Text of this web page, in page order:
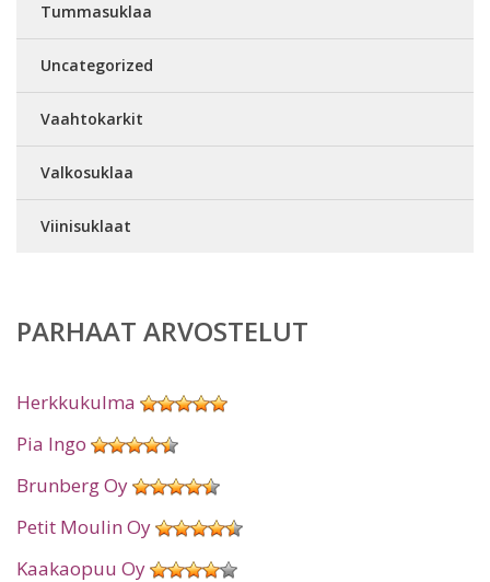
Tummasuklaa
Uncategorized
Vaahtokarkit
Valkosuklaa
Viinisuklaat
PARHAAT ARVOSTELUT
Herkkukulma
Pia Ingo
Brunberg Oy
Petit Moulin Oy
Kaakaopuu Oy